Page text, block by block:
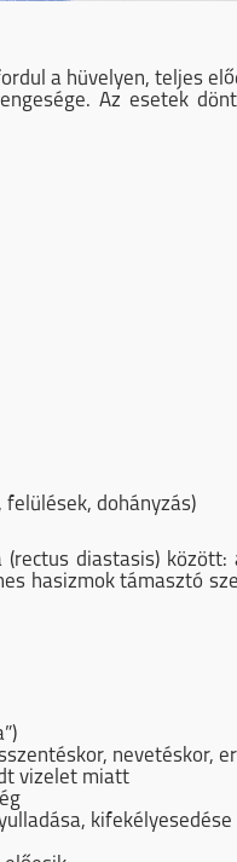
a hüvelyen, teljes
Az esetek
dohányzás)
diastasis)
hasizmok támasztó
nevetéskor,
vizelet miatt
kifekélyesedése